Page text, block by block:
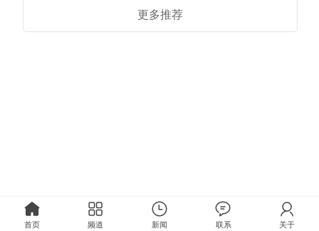
更多推荐
首页 频道 新闻 联系 关于